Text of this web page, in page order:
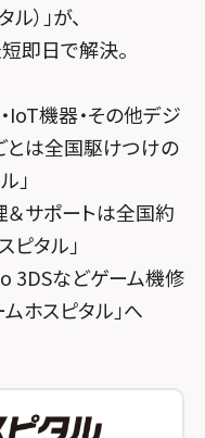
キャスパ
）」が、
即日で解決。
IoT機器・その他デジ
とは全国駆けつけの
」
＆サポートは全国約
ピタル」
3DSなどゲーム機修
ホスピタル」へ